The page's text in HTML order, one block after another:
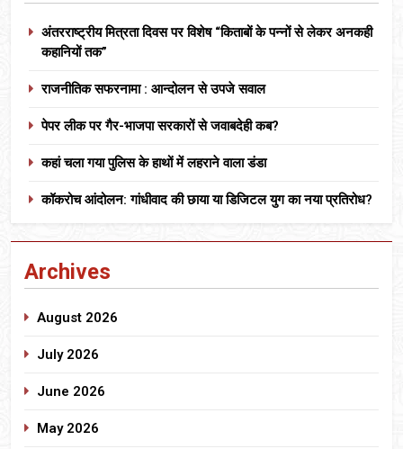
अंतरराष्ट्रीय मित्रता दिवस पर विशेष “किताबों के पन्नों से लेकर अनकही
कहानियों तक”
राजनीतिक सफरनामा : आन्दोलन से उपजे सवाल
पेपर लीक पर गैर-भाजपा सरकारों से जवाबदेही कब?
कहां चला गया पुलिस के हाथों में लहराने वाला डंडा
कॉकरोच आंदोलन: गांधीवाद की छाया या डिजिटल युग का नया प्रतिरोध?
Archives
August 2026
July 2026
June 2026
May 2026